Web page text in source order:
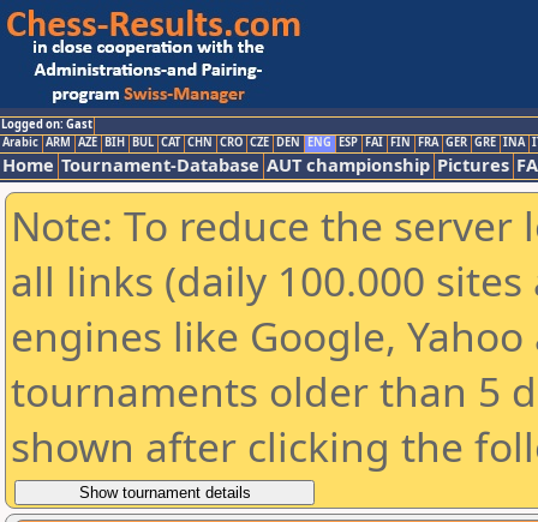
Logged on: Gast
Arabic ARM AZE BIH BUL CAT CHN CRO CZE DEN ENG ESP FAI FIN FRA GER GRE INA
Home Tournament-Database AUT championship Pictures
Note: To reduce the
all links (daily 100.000
engines like Google,
tournaments older than 5
shown after clicking the